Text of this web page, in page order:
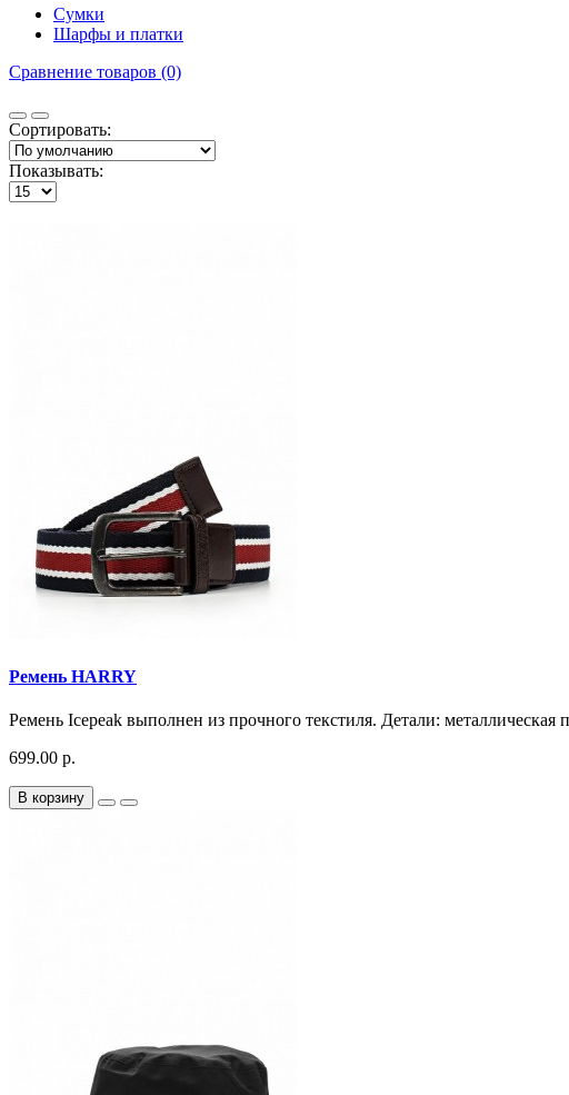
Сумки
Шарфы и платки
Сравнение товаров (0)
Сортировать:
Показывать:
Ремень HARRY
Ремень Icepeak выполнен из прочного текстиля. Детали: металлическая
699.00 р.
В корзину